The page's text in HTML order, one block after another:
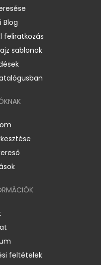
Blog
feliratkozás
sablonok
feltételek